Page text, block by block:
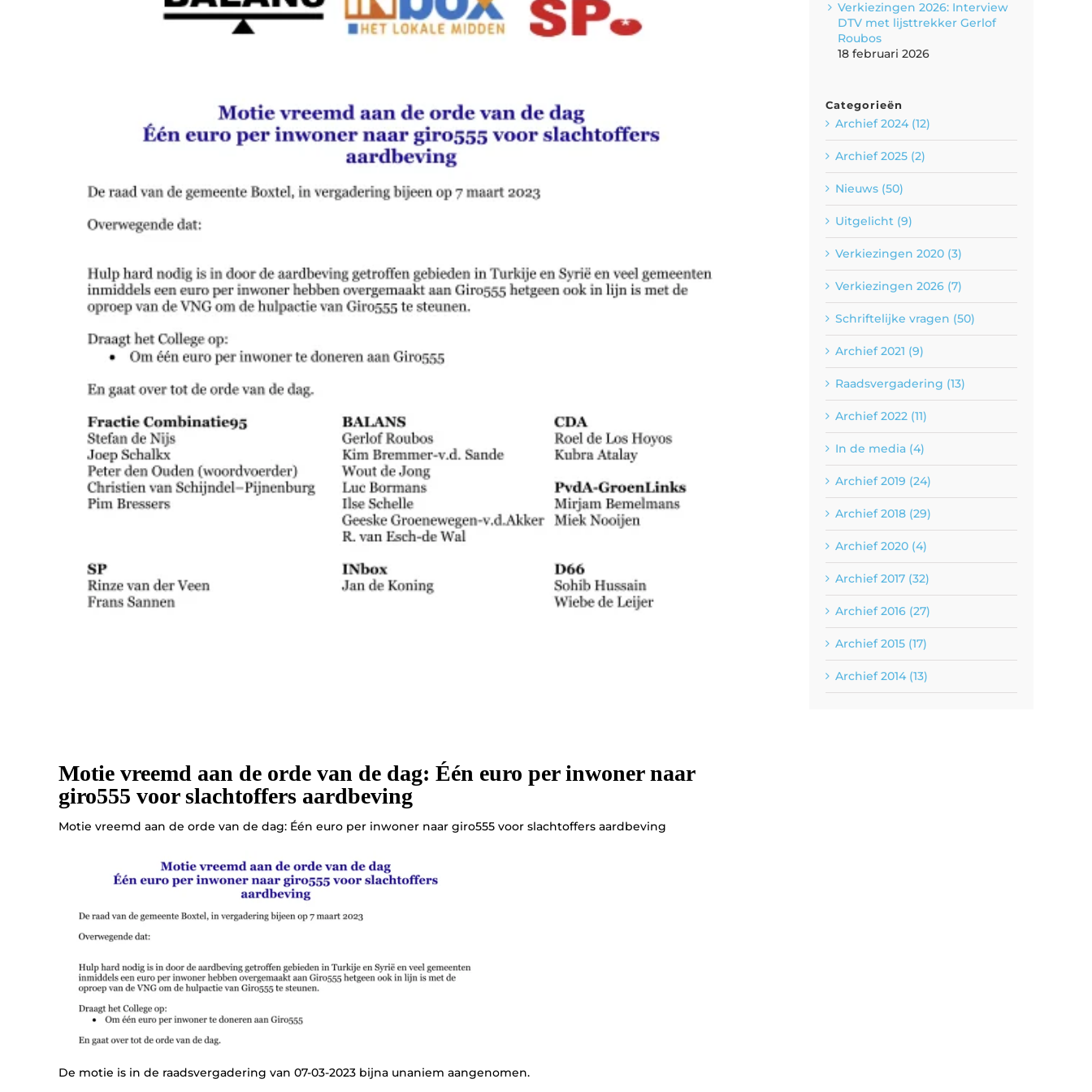
Motie vreemd aan de orde van de dag: Één euro per inwoner naar
giro555 voor slachtoffers aardbeving
Motie vreemd aan de orde van de dag: Één euro per inwoner naar giro555 voor slachtoffers aardbeving
De motie is in de raadsvergadering van 07-03-2023 bijna unaniem aangenomen.
Verkiezingen 2026: Interview
DTV met lijsttrekker Gerlof
Roubos
18 februari 2026
Categorieën
Archief 2024 (12)
Archief 2025 (2)
Nieuws (50)
Uitgelicht (9)
Verkiezingen 2020 (3)
Verkiezingen 2026 (7)
Schriftelijke vragen (50)
Archief 2021 (9)
Raadsvergadering (13)
Archief 2022 (11)
In de media (4)
Archief 2019 (24)
Archief 2018 (29)
Archief 2020 (4)
Archief 2017 (32)
Archief 2016 (27)
Archief 2015 (17)
Archief 2014 (13)